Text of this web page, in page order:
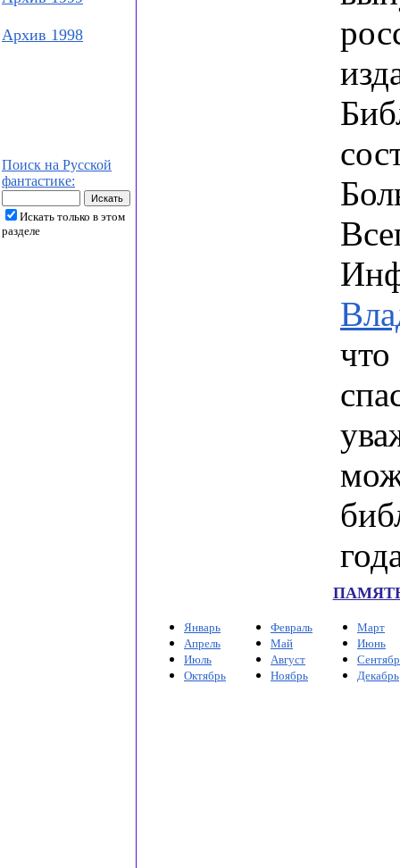
Архив 1998
Поиск на Русской
фантастике:
Искать только в этом
разделе
Январь
Апрель
Июль
Октябрь
Февраль
Май
Август
Ноябрь
Март
Июнь
Декабрь